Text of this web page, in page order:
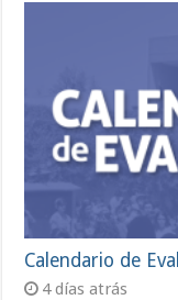
Calendario de
4 días atrás